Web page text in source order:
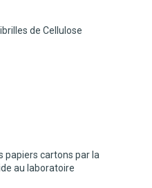
de Cellulose
papiers cartons par la
au laboratoire